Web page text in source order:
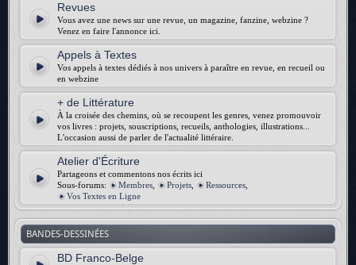
Revues
Vous avez une news sur une revue, un magazine, fanzine, webzine ?
Venez en faire l'annonce ici.
Appels à Textes
Vos appels à textes dédiés à nos univers à paraître en revue, en recueil ou
en webzine
+ de Littérature
À la croisée des chemins, où se recoupent les genres, venez promouvoir
vos livres : projets, souscriptions, recueils, anthologies, illustrations...
L'occasion aussi de parler de l'actualité littéraire.
Atelier d'Écriture
Partageons et commentons nos écrits ici
Sous-forums:
Membres Projets Ressources
Vos Textes en Ligne
BANDES-DESSINÉES
BD Franco-Belge